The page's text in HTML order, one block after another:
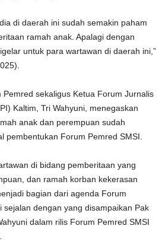
di daerah ini sudah semakin paham
ramah anak. Apalagi dengan
untuk para wartawan di daerah ini,”
sekaligus Ketua Forum Jurnalis
Kaltim, Tri Wahyuni, menegaskan
anak dan perempuan sudah
pembentukan Forum Pemred SMSI.
di bidang pemberitaan yang
dan ramah korban kekerasan
bagian dari agenda Forum
sejalan dengan yang disampaikan Pak
dalam rilis Forum Pemred SMSI